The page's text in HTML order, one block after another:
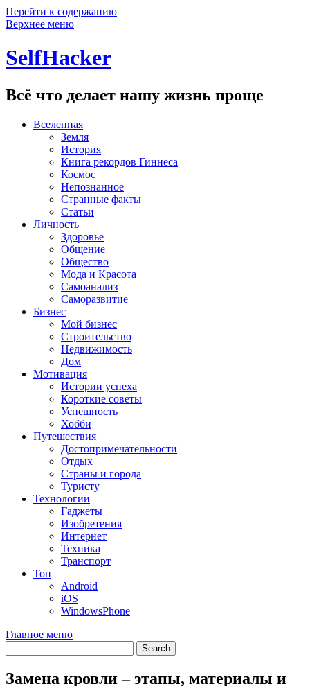
Перейти к содержанию
Верхнее меню
SelfHacker
Всё что делает нашу жизнь проще
Вселенная
Земля
История
Книга рекордов Гиннеса
Космос
Непознанное
Странные факты
Статьи
Личность
Здоровье
Общение
Общество
Мода и Красота
Самоанализ
Саморазвитие
Бизнес
Мой бизнес
Строительство
Недвижимость
Дом
Мотивация
Истории успеха
Короткие советы
Успешность
Хобби
Путешествия
Достопримечательности
Отдых
Страны и города
Туристу
Технологии
Гаджеты
Изобретения
Интернет
Техника
Транспорт
Топ
Android
iOS
WindowsPhone
Главное меню
Замена кровли – этапы, материалы и